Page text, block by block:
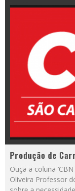
Produção de
Ouça a coluna
Oliveira Professor